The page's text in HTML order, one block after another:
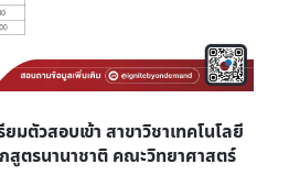
มตัวสอบเข้า สาขาวิชาเทคโนโลยี
สูตรนานาชาติ คณะวิทยาศาสตร์